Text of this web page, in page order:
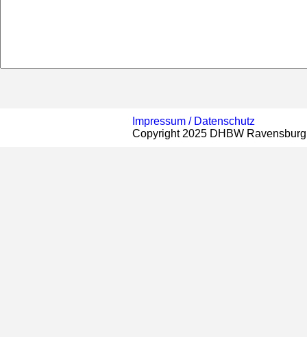
Impressum / Datenschutz
Copyright 2025 DHBW Ravensburg